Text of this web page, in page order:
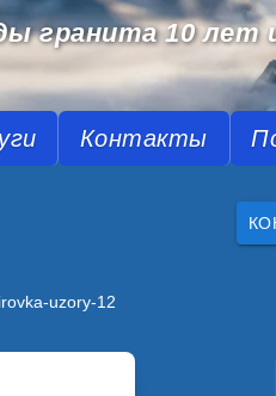
гранита 10 лет
Контакты
uzory-12